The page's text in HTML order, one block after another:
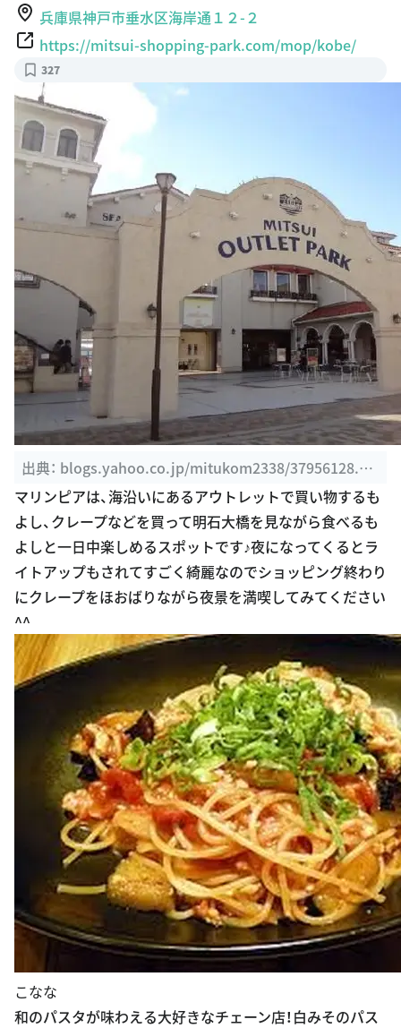
兵庫県神戸市垂水区海岸通１２-２
https://mitsui-shopping-park.com/mop/kobe/
327
出典： blogs.yahoo.co.jp/mitukom2338/37956128.ht
ml
マリンピアは、海沿いにあるアウトレットで買い物するも
よし、クレープなどを買って明石大橋を見ながら食べるも
よしと一日中楽しめるスポットです♪夜になってくるとラ
イトアップもされてすごく綺麗なのでショッピング終わり
にクレープをほおばりながら夜景を満喫してみてください
^^
こなな
和のパスタが味わえる大好きなチェーン店！白みそのパス